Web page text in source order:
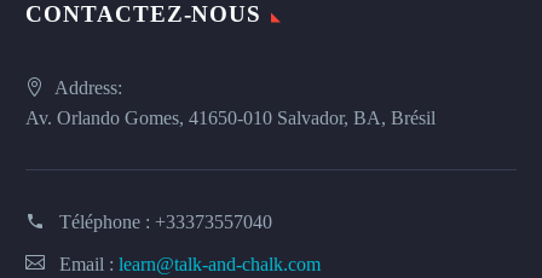
CONTACTEZ-NOUS
Address:
Av. Orlando Gomes, 41650-010 Salvador, BA, Brésil
Téléphone : +33373557040
Email : learn@talk-and-chalk.com